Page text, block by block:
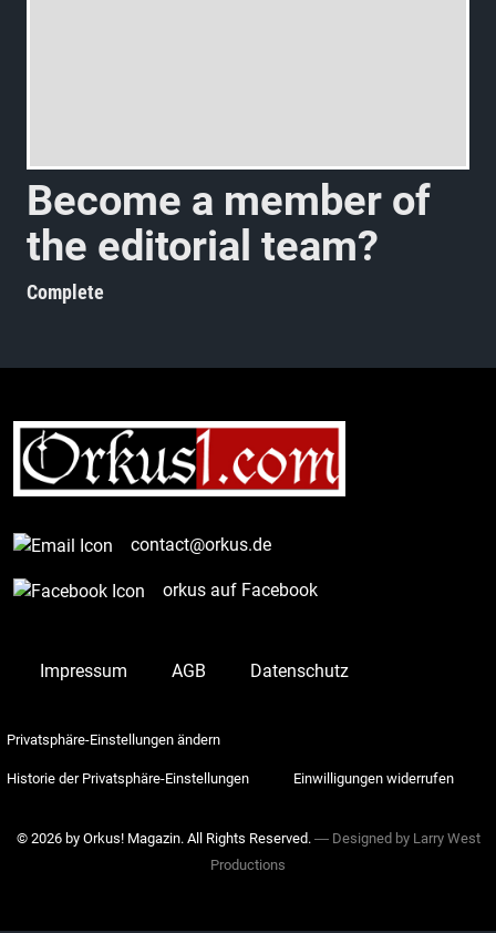
Become a mem ber of
the editoria team?
Complete
contact@orkus.de
orkus auf Facebook
Impressum AGB Datenschutz
Privatsphäre-Einstellungen ändern
Historie der Privatsphäre-Einstellungen Einwilligungen widerrufen
© 2026 by Orkus! Magazin. All Rights Reserved. ― Designed by Larry West
Productions